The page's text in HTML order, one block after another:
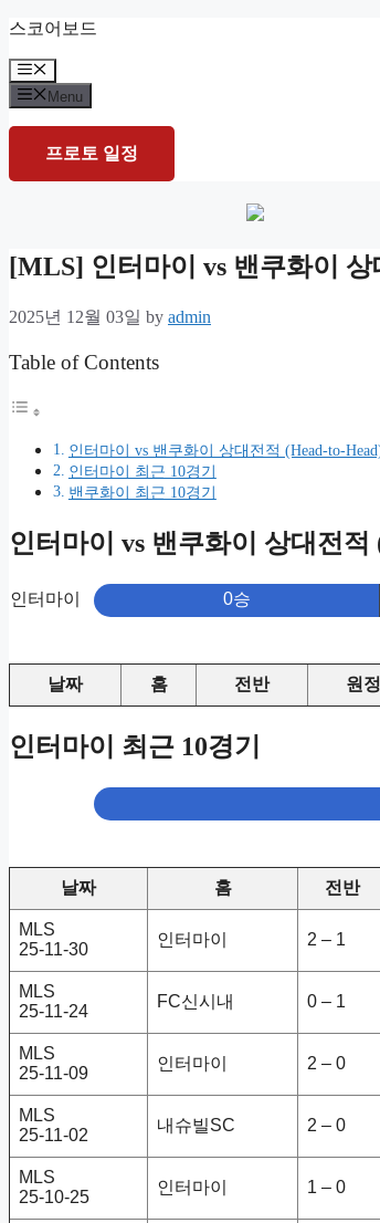
Skip
content
스코어보드
Menu
Menu
프로토 일정
[MLS] 인터마이 vs 밴쿠화이
2025년 12월 03일 by admin
Table of Contents
인터마이 vs 밴쿠화이 상대전적 (Head-to-
인터마이 최근 10경기
밴쿠화이 최근 10경기
인터마이 vs 밴쿠화이 상대전적
인터마이 0승
날짜 홈 전반 원정
인터마이 최근 10경기
날짜 홈 전반
MLS
25-11-30
인터마이 2 – 1
MLS
25-11-24
FC신시내 0 – 1
MLS
25-11-09
인터마이 2 – 0
MLS
25-11-02
내슈빌SC 2 – 0
MLS
25-10-25
인터마이 1 – 0